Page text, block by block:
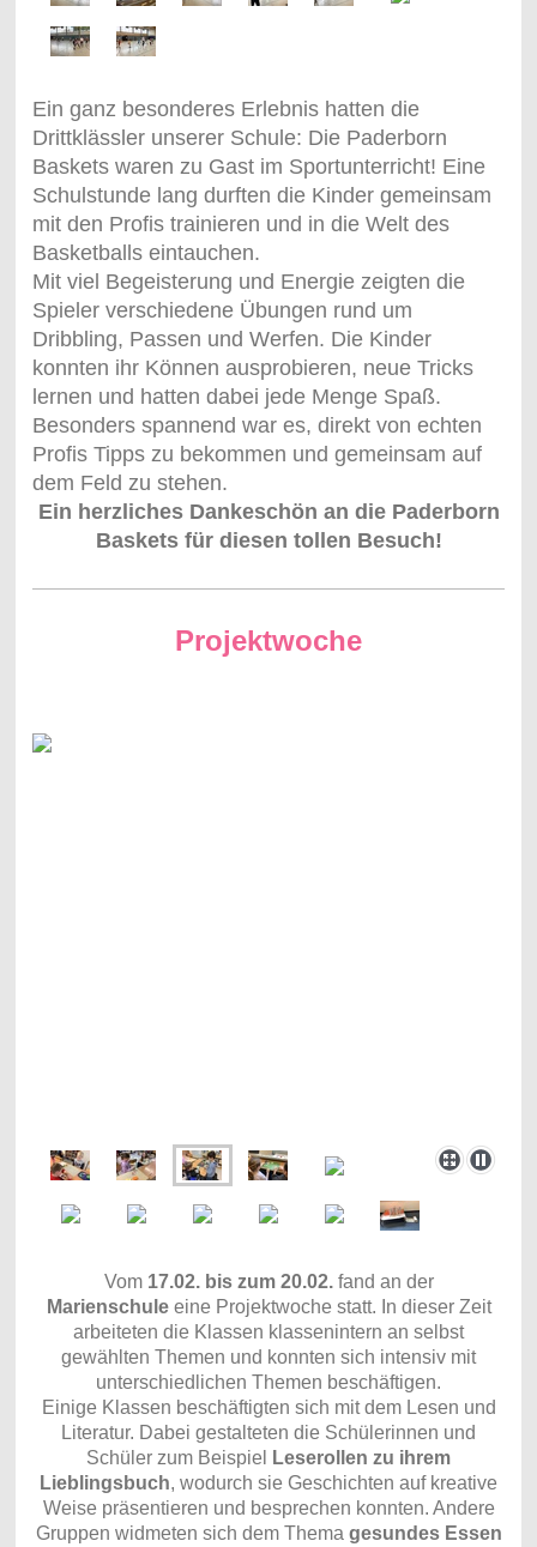
Ein ganz besonderes Erlebnis hatten die
Drittklässler unserer Schule: Die Paderborn
Baskets waren zu Gast im Sportunterricht! Eine
Schulstunde lang durften die Kinder gemeinsam
mit den Profis trainieren und in die Welt des
Basketballs eintauchen.
Mit viel Begeisterung und Energie zeigten die
Spieler verschiedene Übungen rund um
Dribbling, Passen und Werfen. Die Kinder
konnten ihr Können ausprobieren, neue Tricks
lernen und hatten dabei jede Menge Spaß.
Besonders spannend war es, direkt von echten
Profis Tipps zu bekommen und gemeinsam auf
dem Feld zu stehen.
Ein herzliches Dankeschön an die Paderborn
Baskets für diesen tollen Besuch!
Projektwoche
Vom 17.02. bis zum 20.02.fand an der
Marienschuleeine Projektwoche statt. In dieser Zeit
arbeiteten die Klassen klassenintern an selbst
gewählten Themen und konnten sich intensiv mit
unterschiedlichen Themen beschäftigen.
Einige Klassen beschäftigten sich mit dem Lesen und
Literatur. Dabei gestalteten die Schülerinnen und
Schüler zum Beispiel
Leserollen zu ihrem
Lieblingsbuch, wodurch sie Geschichten auf kreative
Weise präsentieren und besprechen konnten. Andere
Gruppen widmeten sich dem Thema gesundes Essen